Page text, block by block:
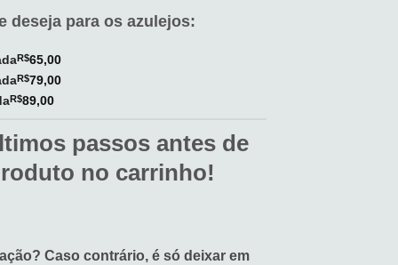
deseja para os azulejos:
R$65,00
R$79,00
R$89,00
passos antes de
no carrinho!
Caso contrário, é só deixar em